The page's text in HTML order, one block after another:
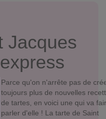
Jacques
Parce qu'on n'arrête pas de
toujours plus de nouvelles
de tartes, en voici une qui va
parler d'elle ! La tarte de Saint